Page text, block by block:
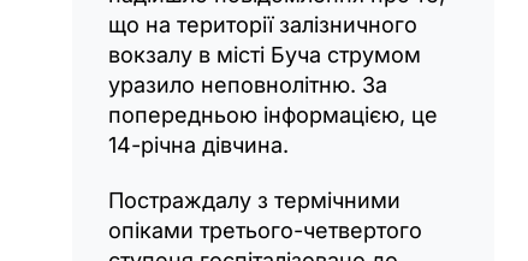
що на території залізничного
вокзалу в місті Буча струмом
уразило неповнолітню. За
попередньою інформацією, це
14-річна дівчина.
Постраждалу з термічними
опіками третього-четвертого